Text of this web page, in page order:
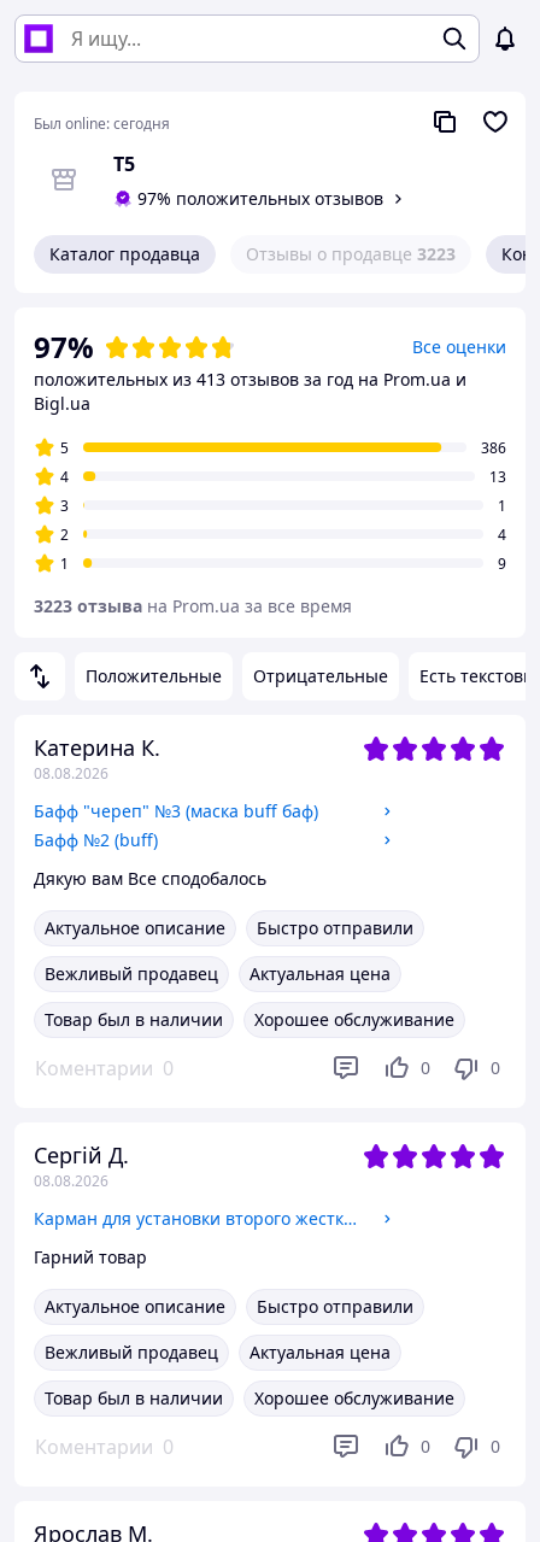
Был online:сегодня
Т5
97% положительных отзывов
Каталог продавца Отзывы о продавце 3223
Положительные Отрицательные Есть
Катерина К.
08.08.2026
Бафф "череп" №3 (маска buff баф)
Бафф №2 (buff)
Дякую вам Все сподобалось
Актуальное описание
Быстро отправили
Вежливый продавец
Актуальная цена
Товар был в наличии
Хорошее обслуживание
Коментарии 0 0 0
Сергій Д.
08.08.2026
Карман для установки второго жесткого диска SATA 3.0 в отсек DVD 9.5 мм SATA (optibay caddy) алюминий
Гарний товар
Актуальное описание
Быстро отправили
Вежливый продавец
Актуальная цена
Товар был в наличии
Хорошее обслуживание
Коментарии 0 0 0
Ярослав М.
97%
Все оценки
положительных из 413 отзывов за год на Prom.ua и
Bigl.ua
5
386
4
13
3
1
2
4
1
9
3223 отзыва на Prom.ua за все время